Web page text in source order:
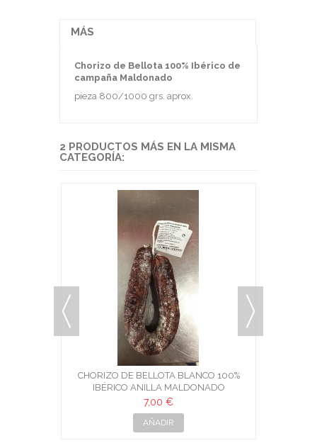
MÁS
Chorizo de Bellota 100% Ibérico de
campaña Maldonado
pieza 800/1000 grs. aprox.
2 PRODUCTOS MÁS EN LA MISMA
CATEGORÍA:
CHORIZO DE BELLOTA BLANCO 100%
IBÉRICO ANILLA MALDONADO
7,00 €
AÑADIR